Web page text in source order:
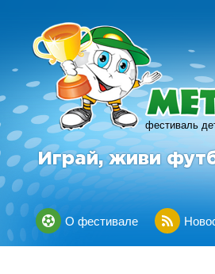
фестиваль
Играй, живи
О фестивале